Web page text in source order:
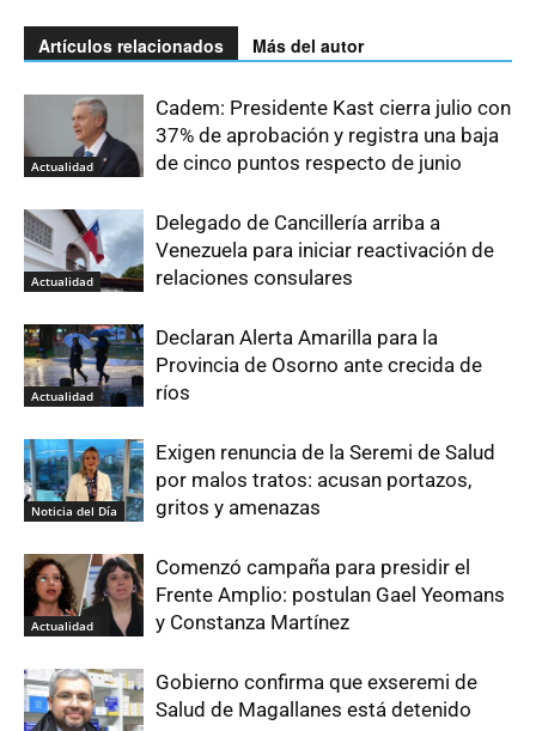
Artículos relacionados Más del autor
Actualidad
Cadem: Presidente Kast cierra julio con
37% de aprobación y registra una baja
de cinco puntos respecto de junio
Actualidad
Delegado de Cancillería arriba a
Venezuela para iniciar reactivación de
relaciones consulares
Actualidad
Declaran Alerta Amarilla para la
Provincia de Osorno ante crecida de
ríos
Noticia del Día
Exigen renuncia de la Seremi de Salud
por malos tratos: acusan portazos,
gritos y amenazas
Actualidad
Comenzó campaña para presidir el
Frente Amplio: postulan Gael Yeomans
y Constanza Martínez
Gobierno confirma que exseremi de
Salud de Magallanes está detenido